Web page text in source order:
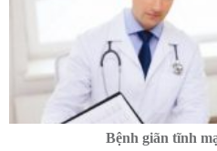
Bệnh giãn tĩnh